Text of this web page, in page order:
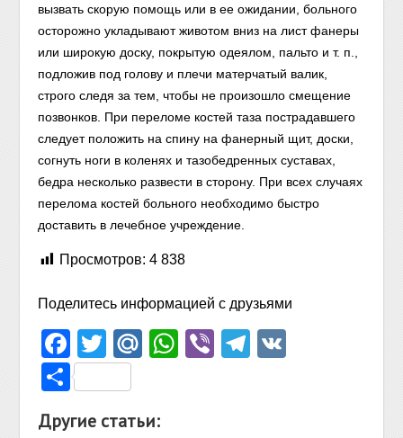
вызвать скорую помощь или в ее ожидании, больного
осторожно укладывают животом вниз на лист фанеры
или широкую доску, покрытую одеялом, пальто и т. п.,
подложив под голову и плечи матерчатый валик,
строго следя за тем, чтобы не произошло смещение
позвонков. При переломе костей таза пострадавшего
следует положить на спину на фанерный щит, доски,
согнуть ноги в коленях и тазобедренных суставах,
бедра несколько развести в сторону. При всех случаях
перелома костей больного необходимо быстро
доставить в лечебное учреждение.
Просмотров: 4 838
Поделитесь информацией с друзьями
Facebook
TwitterMail.Ru
WhatsApp
ViberTelegram
Отправить
Другие статьи: